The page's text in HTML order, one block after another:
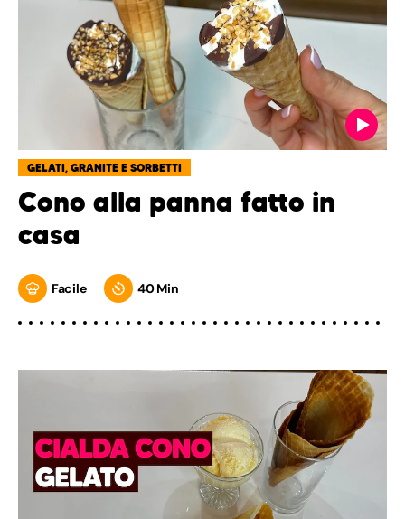
GELATI, GRANITE E SORBETTI
Cono alla panna fatto in
casa
Facile 40 Min